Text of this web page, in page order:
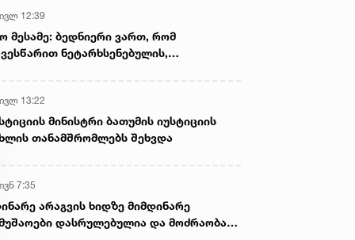
12:39
მესამე: ბედნიერი ვართ, რომ
ნეტარხსენებულის,
13:22
მინისტრი ბათუმის იუსტიციის
თანამშრომლებს შეხვდა
7:35
არაგვის ხიდზე მიმდინარე
დასრულებულია და მოძრაობა